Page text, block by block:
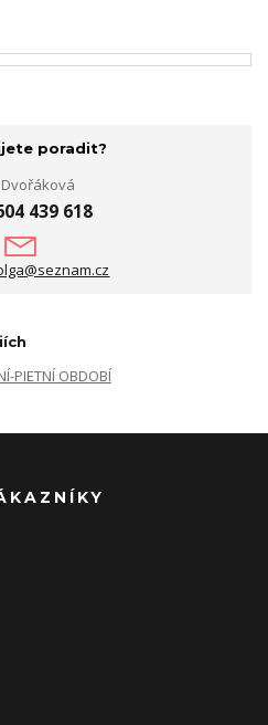
poradit?
439 618
PIETNÍ OBDOBÍ